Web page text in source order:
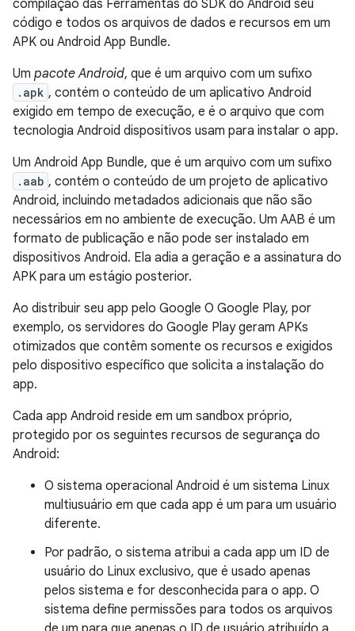
compilação das Ferramentas do SDK do Android seu
código e todos os arquivos de dados e recursos em um
APK ou Android App Bundle.
Um pacote Android, que é um arquivo com um sufixo
.apk , contém o conteúdo de um aplicativo Android
exigido em tempo de execução, e é o arquivo que com
tecnologia Android dispositivos usam para instalar o app.
Um Android App Bundle, que é um arquivo com um sufixo
.aab , contém o conteúdo de um projeto de aplicativo
Android, incluindo metadados adicionais que não são
necessários em no ambiente de execução. Um AAB é um
formato de publicação e não pode ser instalado em
dispositivos Android. Ela adia a geração e a assinatura do
APK para um estágio posterior.
Ao distribuir seu app pelo Google O Google Play, por
exemplo, os servidores do Google Play geram APKs
otimizados que contêm somente os recursos e exigidos
pelo dispositivo específico que solicita a instalação do
app.
Cada app Android reside em um sandbox próprio,
protegido por os seguintes recursos de segurança do
Android:
O sistema operacional Android é um sistema Linux
multiusuário em que cada app é um para um usuário
diferente.
Por padrão, o sistema atribui a cada app um ID de
usuário do Linux exclusivo, que é usado apenas
pelos sistema e for desconhecida para o app. O
sistema define permissões para todos os arquivos